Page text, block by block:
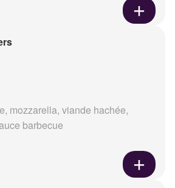
mozzarella, viande hachée,
barbecue